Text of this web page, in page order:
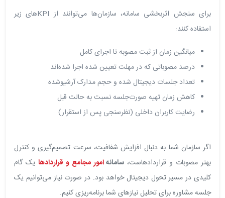
برای سنجش اثربخشی سامانه، سازمان‌ها می‌توانند از KPIهای زیر
استفاده کنند:
میانگین زمان از ثبت مصوبه تا اجرای کامل
درصد مصوباتی که در مهلت تعیین شده اجرا شده‌اند
تعداد جلسات دیجیتال شده و حجم مدارک آرشیوشده
کاهش زمان تهیه صورت‌جلسه نسبت به حالت قبل
رضایت کاربران داخلی (نظرسنجی پس از استقرار)
اگر سازمان شما به دنبال افزایش شفافیت، سرعت تصمیم‌گیری و کنترل
بهتر مصوبات و قراردادهاست، سامانهامور مجامع و قراردادها یک گام
کلیدی در مسیر تحول دیجیتال خواهد بود. در صورت نیاز می‌توانیم یک
جلسه مشاوره برای تحلیل نیازهای شما برنامه‌ریزی کنیم.